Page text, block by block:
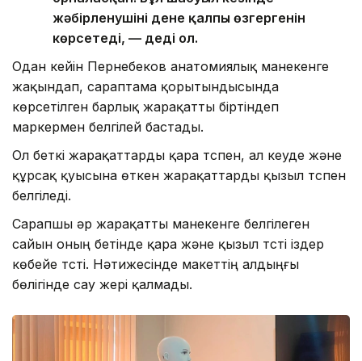
жәбірленушінің дене қалпы өзгергенін
көрсетеді, — деді ол.
Одан кейін Пернебеков анатомиялық манекенге
жақындап, сараптама қорытындысында
көрсетілген барлық жарақатты біртіндеп
маркермен белгілей бастады.
Ол беткі жарақаттарды қара түспен, ал кеуде және
құрсақ қуысына өткен жарақаттарды қызыл түспен
белгіледі.
Сарапшы әр жарақатты манекенге белгілеген
сайын оның бетінде қара және қызыл түсті іздер
көбейе түсті. Нәтижесінде макеттің алдыңғы
бөлігінде сау жері қалмады.